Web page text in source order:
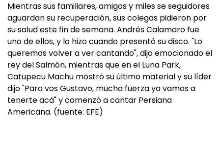
Mientras sus familiares, amigos y miles se seguidores
aguardan su recuperación, sus colegas pidieron por
su salud este fin de semana. Andrés Calamaro fue
uno de ellos, y lo hizo cuando presentó su disco. "Lo
queremos volver a ver cantando", dijo emocionado el
rey del Salmón, mientras que en el Luna Park,
Catupecu Machu mostró su último material y su líder
dijo "Para vos Gustavo, mucha fuerza ya vamos a
tenerte acá" y comenzó a cantar Persiana
Americana. (fuente: EFE)